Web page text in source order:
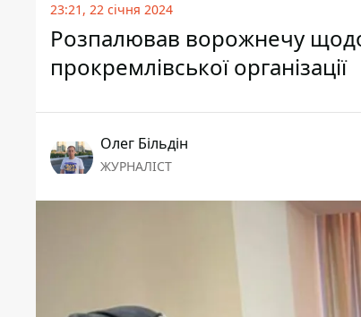
23:21, 22 січня 2024
Розпалював ворожнечу
прокремлівської організації
Олег Більдін
ЖУРНАЛІСТ